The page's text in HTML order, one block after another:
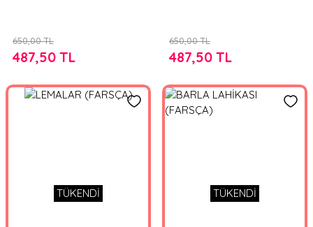
487,50 TL
650,00 TL
487,50 TL
650,00 TL
TÜKENDİ TÜKENDİ